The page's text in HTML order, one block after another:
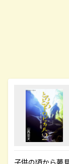
子供の頃から夢